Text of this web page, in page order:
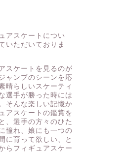
アスケートについ
いただいておりま
スケートを見るのが
ャンプのシーンを応
晴らしいスケーティ
選手が勝った時には
そんな楽しい記憶か
アスケートの鑑賞を
、選手の方々のひた
憧れ、娘にも一つの
に育って欲しい、と
らフィギュアスケー